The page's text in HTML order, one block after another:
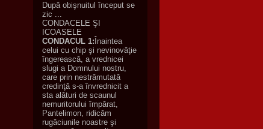
După obişnuitul început se
zic ...
CONDACELE ŞI
ICOASELE
CONDACUL 1: Înaintea
celui cu chip şi nevinovăţie
îngerească, a vrednicei
slugi a Domnului nostru,
care prin nestrămutată
credinţă s-a învrednicit a
sta alături de scaunul
nemuritorului împărat,
Pantelimon, ridicăm
rugăciunile noastre şi